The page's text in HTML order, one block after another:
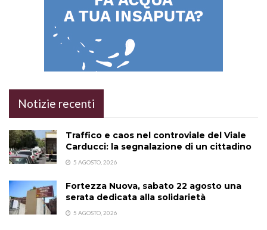
Notizie recenti
Traffico e caos nel controviale del Viale
Carducci: la segnalazione di un cittadino
5 AGOSTO, 2026
Fortezza Nuova, sabato 22 agosto una
serata dedicata alla solidarietà
5 AGOSTO, 2026